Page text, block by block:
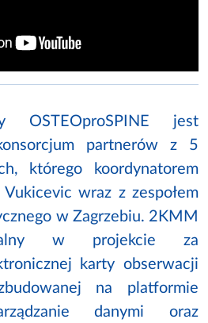
OSTEOproSPINE jest
partnerów z 5
którego koordynatorem
wraz z zespołem
w Zagrzebiu. 2KMM
w projekcie za
karty obserwacji
na platformie
danymi oraz